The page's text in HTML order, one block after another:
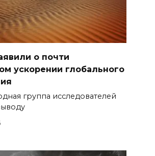
о почти
ускорении глобального
группа исследователей